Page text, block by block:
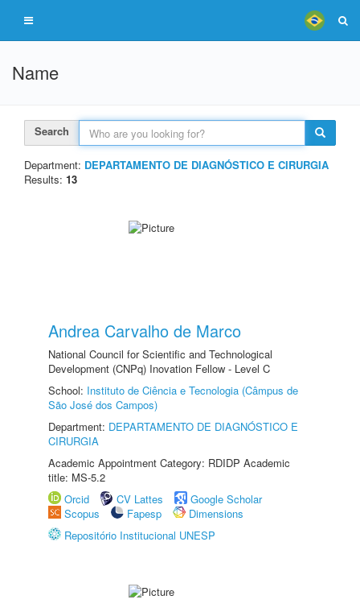
Name
Search
Department: DEPARTAMENTO DE DIAGNÓSTICO E CIRURGIA
Results: 13
Andrea Carvalho de Marco
National Council for Scientific and Technological
Development (CNPq) Inovation Fellow - Level C
School: Instituto de Ciência e Tecnologia (Câmpus de
São José dos Campos)
Department: DEPARTAMENTO DE DIAGNÓSTICO E
CIRURGIA
Academic Appointment Category: RDIDP Academic
title: MS-5.2
Orcid
CV Lattes
Google Scholar
Scopus
Fapesp
Dimensions
Repositório Institucional UNESP